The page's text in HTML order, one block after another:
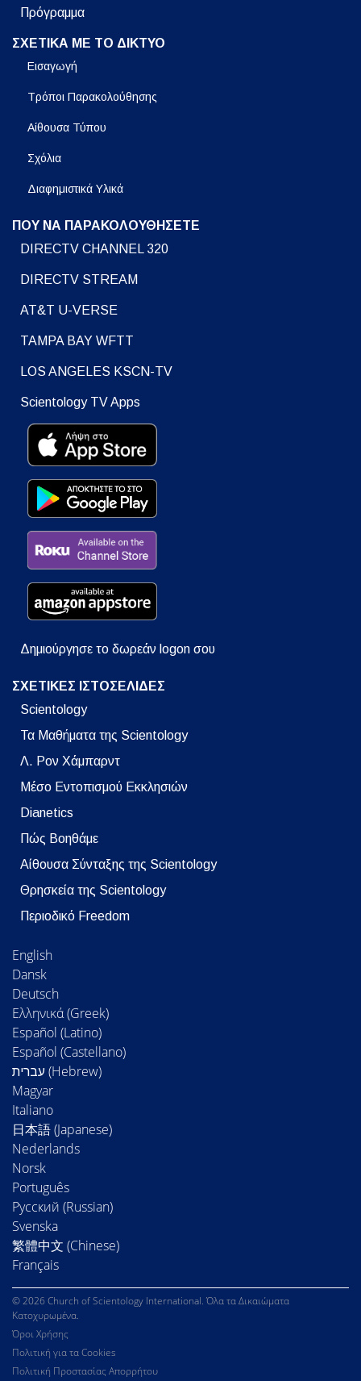
Πρόγραμμα
ΣΧΕΤΙΚΑ ΜΕ ΤΟ ΔΙΚΤΥΟ
Εισαγωγή
Τρόποι Παρακολούθησης
Αίθουσα Τύπου
Σχόλια
Διαφημιστικά Υλικά
ΠΟΥ ΝΑ ΠΑΡΑΚΟΛΟΥΘΗΣΕΤΕ
DIRECTV CHANNEL 320
DIRECTV STREAM
AT&T U-VERSE
TAMPA BAY WFTT
LOS ANGELES KSCN-TV
Scientology TV Apps
Δημιούργησε το δωρεάν logon σου
ΣΧΕΤΙΚΕΣ ΙΣΤΟΣΕΛΙΔΕΣ
Scientology
Τα Μαθήματα της Scientology
Λ. Ρον Χάμπαρντ
Μέσο Εντοπισμού Εκκλησιών
Dianetics
Πώς Βοηθάμε
Αίθουσα Σύνταξης της Scientology
Θρησκεία της Scientology
Περιοδικό Freedom
English
Dansk
Deutsch
Ελληνικά (Greek)
Español (Latino)
Español (Castellano)
Magyar
Italiano
日本語 (Japanese)
Nederlands
Norsk
Português
Русский (Russian)
Svenska
繁體中文 (Chinese)
Français
© 2026 Church of Scientology International. Όλα τα Δικαιώματα
Κατοχυρωμένα.
Όροι Χρήσης
Πολιτική για τα Cookies
Πολιτική Προστασίας Απορρήτου